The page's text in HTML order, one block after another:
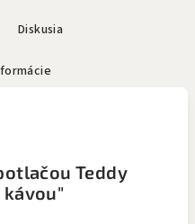
Diskusia
Teddy